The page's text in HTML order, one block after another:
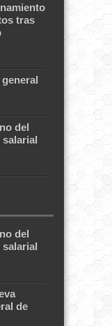
tras
del
del
de